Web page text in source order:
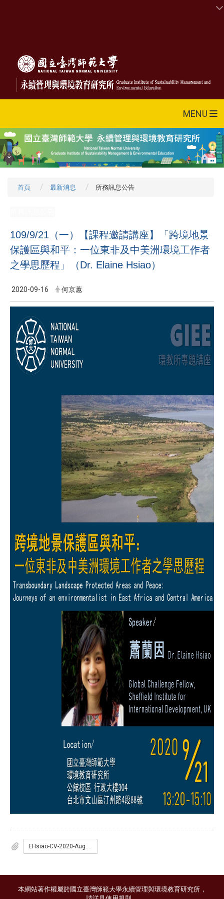
MENU
首頁 最新消息 所務訊息公告
109/9/21（一）【課程邀請講座】「跨境地景
保護區與和平：一位東非及中美洲環境工作者
之學思歷程」（Dr. Elaine Hsiao）
2020-09-16 何京蕙
EHsiao-CV-2020-Aug.pdf
本網站著作權屬於國立臺灣師範大學永續管理與環境教育研究所，